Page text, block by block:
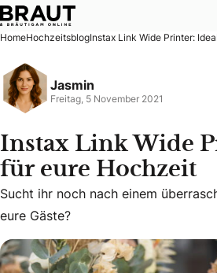
Instax Link Wide Printer: Ideal für
HomeHochzeitsblogInstax Link Wide Printer:
Jasmin
Freitag, 5 November 2021
Instax Link Wide
für eure Hochzeit
Sucht ihr noch nach einem
Sucht ihr noch nach einem
eure Gäste?